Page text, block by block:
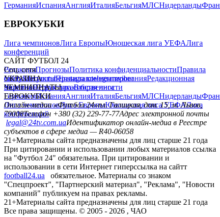
ГерманияИспанияАнглияИталияБельгияМЛСНидерланды
ЕВРОКУБКИ
Лига чемпионовЛига ЕвропыЮношеская лига УЕФАЛига
конференций
САЙТ ФУТБОЛ 24
РедакцияПрогнозыПолитика конфиденциальностиПравила
сайтуКонтактыПравила комментированияРедакционная
политикаСтруктура собственности
Соц. сети
facebookxyoutubeinstagramtelegramviber
УКРАИНА
УкраинаПервая лигаВторая лига
ЧЕМПИОНАТЫ
ГерманияИспанияАнглияИталияБельгияМЛСНидерланды
ЕВРОКУБКИ
Лига чемпионовЛига ЕвропыЮношеская лига УЕФАЛига
конференций
Онлайн-медиа «Футбол 24»пл. Галицкая, дом. 15, м. Львов,
79008Телефон +380 (32) 229-77-77Адрес электронной почты
legal@24tv.com.uaИдентификатор онлайн-медиа в Реестре
субъектов в сфере медиа — R40-06058
21+Материалы сайта предназначены для лиц старше 21 года
При цитировании и использовании любых материалов ссылка
на "Футбол 24" обязательна. При цитировании и
использовании в сети Интернет гиперссылка на сайтт
football24.ua
обязательное. Материалы со знаком
"Спецпроект", "Партнерский материал", "Реклама", "Новости
компаний" публикуем на правах рекламы.
21+Материалы сайта предназначены для лиц старше 21 года
Все права защищены. © 2005 - 2026 , ЧАО